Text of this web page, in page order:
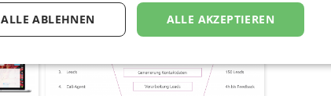
ALLE AKZEPTIEREN
ALLE ABLEHNEN